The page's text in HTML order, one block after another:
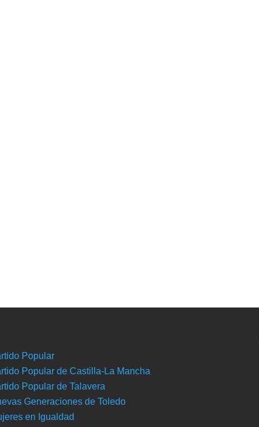
Popular
Popular de Castilla-La Mancha
Popular de Talavera
Generaciones de Toledo
en Igualdad